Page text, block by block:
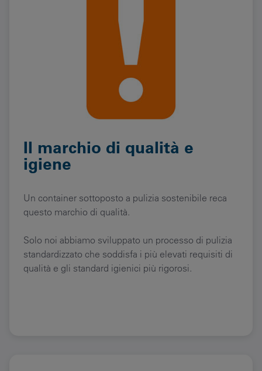
Il marchio di qualità e
igiene
Un container sottoposto a pulizia sostenibile reca
questo marchio di qualità.
Solo noi abbiamo sviluppato un processo di pulizia
standardizzato che soddisfa i più elevati requisiti di
qualità e gli standard igienici più rigorosi.